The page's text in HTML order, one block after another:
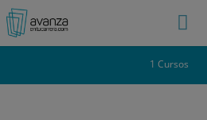
1 Cursos